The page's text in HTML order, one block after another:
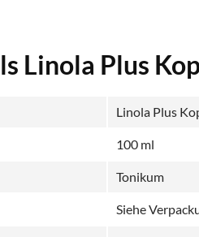
Linola Plus
Linola Plus
100 ml
Tonikum
Siehe